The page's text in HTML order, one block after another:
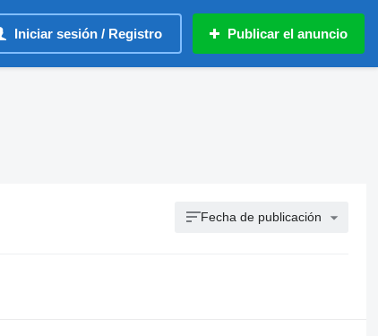
Iniciar sesión / Registro Publicar el anuncio
Fecha de publicación